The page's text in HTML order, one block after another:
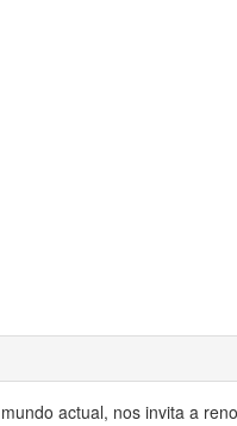
actual, nos invita a